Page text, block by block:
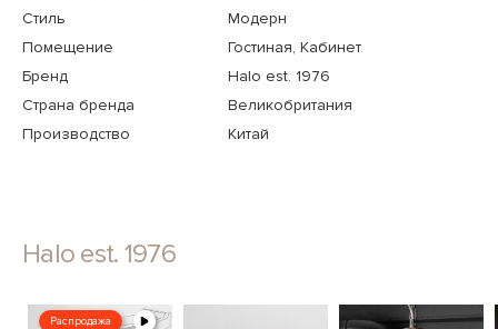
Стиль
Модерн
Помещение
Гостиная, Кабинет
Бренд
Halo est. 1976
Страна бренда
Великобритания
Производство
Китай
Halo est. 1976
Распродажа